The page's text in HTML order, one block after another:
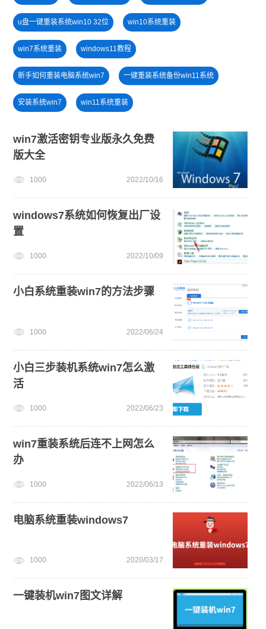
u盘一键重装系统win10 32位 win10系统重装
win7系统重装 windows11教程
新手如何重装电脑系统win7 一键重装系统备份win11系统
安装系统win7 win11系统重装
win11系统下载 windows11安装教程
电脑死机卡顿 win11一键安装 windows11升级
win7激活密钥专业版永久免费
版大全
1000 2022/10/16
windows7系统如何恢复出厂设
置
1000 2022/10/09
小白系统重装win7的方法步骤
1000 2022/06/24
小白三步装机系统win7怎么激
活
1000 2022/06/23
win7重装系统后连不上网怎么
办
1000 2022/06/13
电脑系统重装windows7
1000 2020/03/17
一键装机win7图文详解